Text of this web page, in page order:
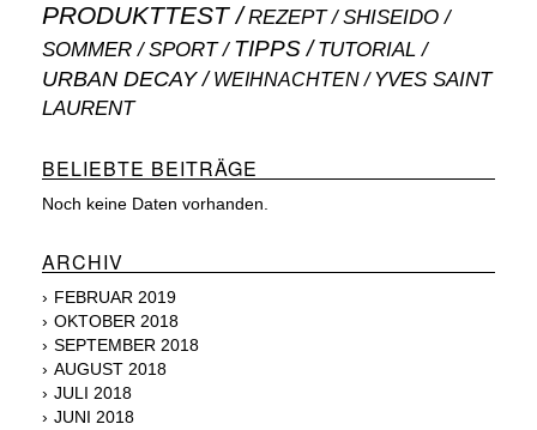
PRODUKTTEST REZEPT SHISEIDO
SOMMER SPORT TIPPS TUTORIAL
URBAN DECAY WEIHNACHTEN
YVES SAINT
LAURENT
BELIEBTE BEITRÄGE
Noch keine Daten vorhanden.
ARCHIV
FEBRUAR 2019
OKTOBER 2018
SEPTEMBER 2018
AUGUST 2018
JULI 2018
JUNI 2018